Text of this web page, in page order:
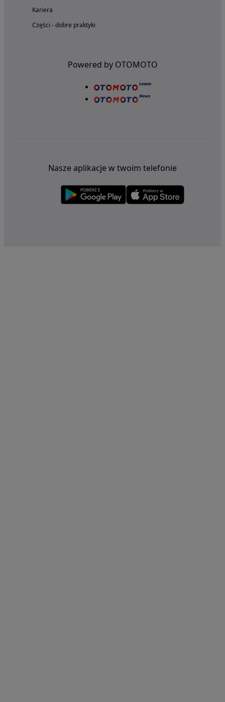
Kariera
Części - dobre praktyki
Powered by OTOMOTO
Nasze aplikacje w twoim telefonie